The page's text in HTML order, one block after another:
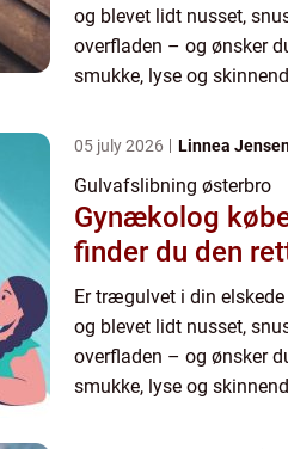
og blevet lidt nusset,
overfladen – og ønsker
smukke, lyse og
på en grundig gul...
05 july 2026 Linnea
Gulvafslibning østerbro
Gynækolog
finder du den
Er trægulvet i din
og blevet lidt nusset,
overfladen – og ønsker
smukke, lyse og